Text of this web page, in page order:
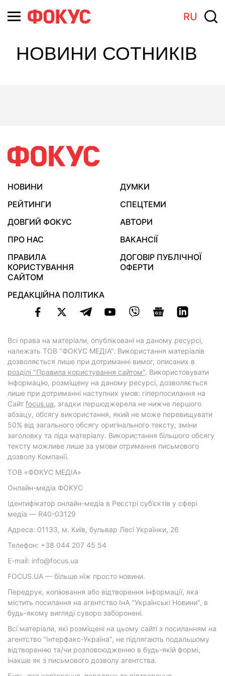
RU
НОВИНИ СОТНИКІВ
НОВИНИ
ДУМКИ
РЕЙТИНГИ
СПЕЦТЕМИ
ДОВГИЙ ФОКУС
АВТОРИ
ПРО НАС
ВАКАНСІЇ
ПРАВИЛА
КОРИСТУВАННЯ
САЙТОМ
ДОГОВІР ПУБЛІЧНОЇ
ОФЕРТИ
РЕДАКЦІЙНА ПОЛІТИКА
Всі права на матеріали, опубліковані на даному ресурсі,
належать ТОВ "ФОКУС МЕДІА". Використання матеріалів
дозволяється лише при дотриманні вимог, описаних в
розділі "Правила користування сайтом". Використовувати
інформацію, розміщену на даному ресурсі, дозволяється
лише при дотриманні наступних умов: гіперпосилання на
Cайт focus.ua, згадки першоджерела не нижче першого
абзацу, обсягу використання, який не може перевищувати
50% від загального обсягу оригінального тексту, зміни
заголовку та ліда матеріалу. Використання більшого обсягу
тексту можливе лише за умови отримання письмового
дозволу Компанії.
ТОВ «ФОКУС МЕДІА»
Онлайн-медіа ФОКУС
Ідентифікатор онлайн-медіа в Реєстрі суб’єктів у сфері
медіа — R40-03129
Адреса: 01133, м. Київ, бульвар Лесі Українки, 26
Телефон: +38 044 207 45 54
E-mail: info@focus.ua
FOCUS.UA — більше ніж просто новини.
Передрук, копіювання або відтворення інформації, яка
містить посилання на агентство ІнА "Українські Новини", в
будь-якому вигляді суворо заборонені.
Всі матеріали, які розміщені на цьому сайті з посиланням на
агентство "Інтерфакс-Україна", не підлягають подальшому
відтворенню та/чи розповсюдженню в будь-якій формі,
інакше як з письмового дозволу агентства.